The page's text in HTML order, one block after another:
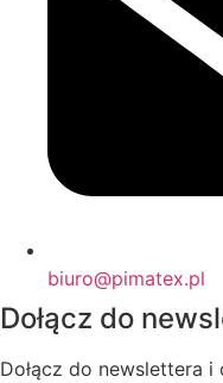
biuro@pimatex.pl
Dołącz do
Dołącz do newslettera